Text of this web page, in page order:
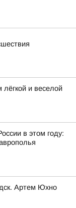
и веселой
в этом году:
Артем Юхно